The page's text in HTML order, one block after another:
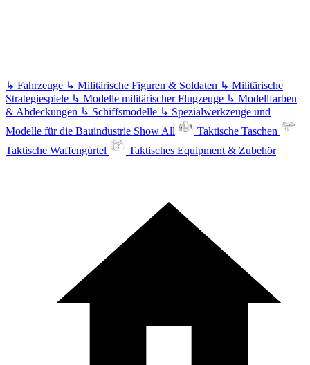
↳ Fahrzeuge ↳ Militärische Figuren & Soldaten ↳ Militärische
Strategiespiele ↳ Modelle militärischer Flugzeuge ↳ Modellfarben
& Abdeckungen ↳ Schiffsmodelle ↳ Spezialwerkzeuge und
Modelle für die Bauindustrie Show All
Taktische Taschen
Taktische Waffengürtel
Taktisches Equipment & Zubehör